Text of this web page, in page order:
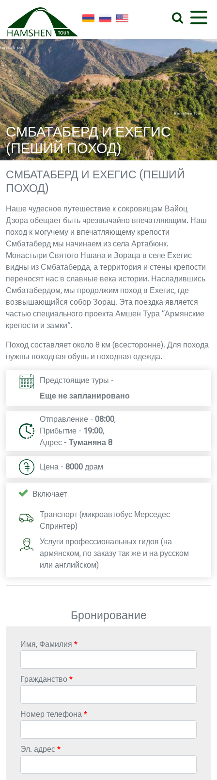
СМБАТАБЕРД И ЕХЕГИС
(ПЕШИЙ ПОХОД)
СМБАТАБЕРД И ЕХЕГИС (ПЕШИЙ
ПОХОД)
Наше чудесное путешествие к сокровищам Вайоц
Дзора обещает быть чрезвычайно впечатляющим. Наш
поход к могучему и впечатляющему крепости
Смбатаберд мы начинаем из села Артабюнк.
Монастыри Святого Ншана и Зораца в селе Ехегис
видны из Смбатаберда, а территория и стены крепости
переносят нас в славные века истории. Насладившись
Смбатабердом, мы продолжим поход в Ехегис, где
возвышающийся собор Зорац. Эта поездка является
частью специального проекта Амшен Тура “Армянские
крепости и замки”.
Поход составляет около 8 км (всесторонне). Для похода
нужны походная обувь и походная одежда.
Предстоящие туры -
Еще не запланировано
Отправление - 08:00,
Прибытие - 19:00,
Адрес - Туманяна 8
Цена - 8000 драм
Включает
Транспорт (микроавтобус Мерседес
Спринтер)
Услуги профессиональных гидов (на
армянском, по заказу так же и на русском
или английском)
Бронирование
Имя, Фамилия
Гражданство
Номер телефона
Эл. адрес